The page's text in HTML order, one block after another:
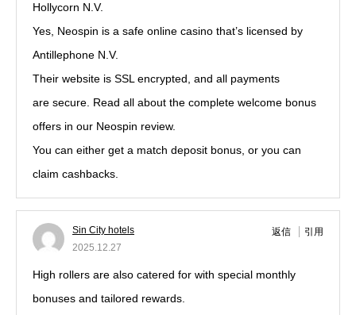
Hollycorn N.V.
Yes, Neospin is a safe online casino that’s licensed by
Antillephone N.V.
Their website is SSL encrypted, and all payments
are secure. Read all about the complete welcome bonus
offers in our Neospin review.
You can either get a match deposit bonus, or you can
claim cashbacks.
Sin City hotels
2025.12.27
返信 引用
High rollers are also catered for with special monthly
bonuses and tailored rewards.